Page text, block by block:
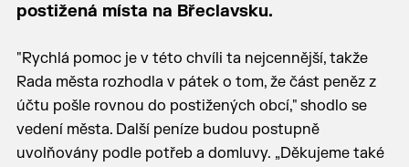
postižená místa na Břeclavsku.
"Rychlá pomoc je v této chvíli ta nejcennější, takže
Rada města rozhodla v pátek o tom, že část peněz z
účtu pošle rovnou do postižených obcí," shodlo se
vedení města. Další peníze budou postupně
uvolňovány podle potřeb a domluvy. „Děkujeme také